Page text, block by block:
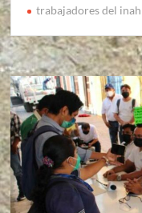
trabajadores del inah